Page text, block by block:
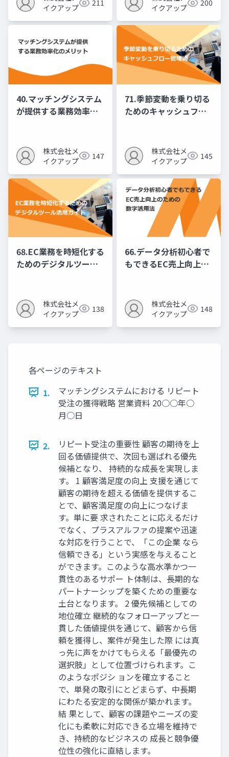
イクアップ
211
イクアップ
200
40.マッチングシステム
が提供する業務効率化
株式会社メ
イクアップ
147
71.季節変動を乗り切る
ためのキャッシュフロ
株式会社メ
イクアップ
145
68.EC業務を時短化する
ためのデジタルツール
株式会社メ
イクアップ
138
66.データ分析初心者で
もできるEC売上向上の
株式会社メ
イクアップ
148
各ページのテキスト
1.
マッチングシステムにおける リピート
受注の獲得戦略 営業資料 20○○年○
月○日
2.
リピート受注の重要性 顧客の期待を上
回る価値提供で、次回も選ばれる優先
候補となり、 持続的な成長を実現しま
す。 1 顧客満足度の向上 支援を通じて
顧客の期待を超える価値を提供するこ
とで、顧客満足度の向上につなげま
す。単に要 求されたことに応えるだけ
でなく、プラスアルファの提案や迅速
な対応を行うことで、「この企業 なら
信頼できる」という実感を与えること
ができます。このような高水準かつ一
貫性のあるサポー ト体制は、長期的な
パートナーシップを築くための重要な
土台となります。 2 優先候補としての
地位確立 継続的なフォローアップと一
貫した価値提供を通じて、顧客から信
頼を獲得し、案件が発生した際 には真
っ先に声をかけてもらえる「最優先の
選択肢」として位置づけられます。こ
のようなポジシ ョンを確立すること
で、単発の取引にとどまらず、中長期
にわたる安定的な関係が築かれます。
結 果として、顧客の課題やニーズの変
化にも柔軟に対応できる立場を維持で
き、持続的なビジネスの 成長と競争優
位性の強化に直結します。